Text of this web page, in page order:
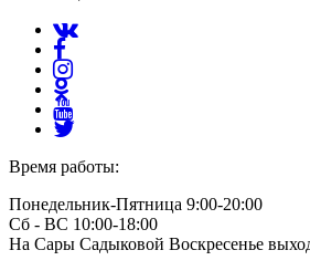
Время работы:
Понедельник-Пятница 9:00-20:00
Сб - ВС 10:00-18:00
На Сары Садыковой Воскресенье